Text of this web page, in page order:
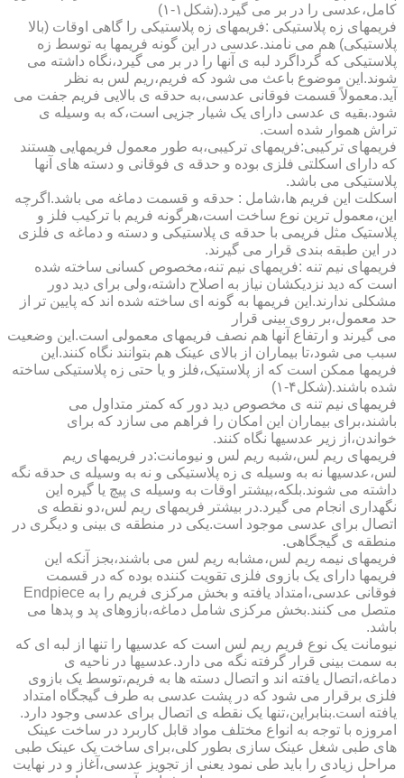
کامل،عدسی را در بر می گیرد.(شکل۱-۱)
فریمهای زه پلاستیکی :فریمهای زه پلاستیکی را گاهی اوقات (بالا
پلاستیکی) هم می نامند.عدسی در این گونه فریمها به توسط زه
پلاستیکی که گرداگرد لبه ی آنها را در بر می گیرد،نگاه داشته می
شوند.این موضوع باعث می شود که فریم،ریم لس به نظر
آید.معمولاً قسمت فوقانی عدسی،به حدقه ی بالایی فریم جفت می
شود.بقیه ی عدسی دارای یک شیار جزیی است،که به وسیله ی
تراش هموار شده است.
فریمهای ترکیبی:فریمهای ترکیبی،به طور معمول فریمهایی هستند
که دارای اسکلتی فلزی بوده و حدقه ی فوقانی و دسته های آنها
پلاستیکی می باشد.
اسکلت این فریم ها،شامل : حدقه و قسمت دماغه می باشد.اگرچه
این،معمول ترین نوع ساخت است،هرگونه فریم با ترکیب فلز و
پلاستیک مثل فریمی با حدقه ی پلاستیکی و دسته و دماغه ی فلزی
در این طبقه بندی قرار می گیرند.
فریمهای نیم تنه :فریمهای نیم تنه،مخصوص کسانی ساخته شده
است که دید نزدیکشان نیاز به اصلاح داشته،ولی برای دید دور
مشکلی ندارند.این فریمها به گونه ای ساخته شده اند که پایین تر از
حد معمول،بر روی بینی قرار
می گیرند و ارتفاع آنها هم نصف فریمهای معمولی است.این وضعیت
سبب می شود،تا بیماران از بالای عینک هم بتوانند نگاه کنند.این
فریمها ممکن است که از پلاستیک،فلز و یا حتی زه پلاستیکی ساخته
شده باشند.(شکل۴-۱)
فریمهای نیم تنه ی مخصوص دید دور که کمتر متداول می
باشند،برای بیماران این امکان را فراهم می سازد که برای
خواندن،از زیر عدسیها نگاه کنند.
فریمهای ریم لس،شبه ریم لس و نیومانت:در فریمهای ریم
لس،عدسیها نه به وسیله ی زه پلاستیکی و نه به وسیله ی حدقه نگه
داشته می شوند.بلکه،بیشتر اوقات به وسیله ی پیچ یا گیره این
نگهداری انجام می گیرد.در بیشتر فریمهای ریم لس،دو نقطه ی
اتصال برای عدسی موجود است.یکی در منطقه ی بینی و دیگری در
منطقه ی گیجگاهی.
فریمهای نیمه ریم لس،مشابه ریم لس می باشند،بجز آنکه این
فریمها دارای یک بازوی فلزی تقویت کننده بوده که در قسمت
فوقانی عدسی،امتداد یافته و بخش مرکزی فریم را به Endpiece
متصل می کنند.بخش مرکزی شامل دماغه،بازوهای پد و پدها می
باشد.
نیومانت یک نوع فریم ریم لس است که عدسیها را تنها از لبه ای که
به سمت بینی قرار گرفته نگه می دارد.عدسیها در ناحیه ی
دماغه،اتصال یافته اند و اتصال دسته ها به فریم،توسط یک بازوی
فلزی برقرار می شود که در پشت عدسی به طرف گیجگاه امتداد
یافته است.بنابراین،تنها یک نقطه ی اتصال برای عدسی وجود دارد.
امروزه با توجه به انواع مختلف مواد قابل کاربرد در ساخت عینک
های طبی شغل عینک سازی بطور کلی،برای ساخت یک عینک طبی
مراحل زیادی را باید طی نمود یعنی از تجویز عدسی،آغاز و در نهایت